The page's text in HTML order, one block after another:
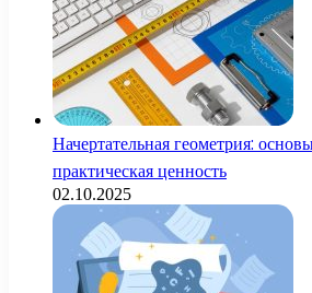
Начертательная геометрия:
практическая ценность
02.10.2025